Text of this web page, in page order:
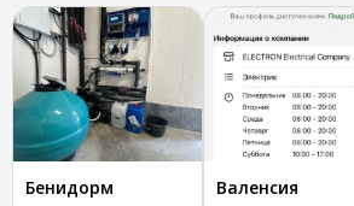
Бенидорм Валенсия